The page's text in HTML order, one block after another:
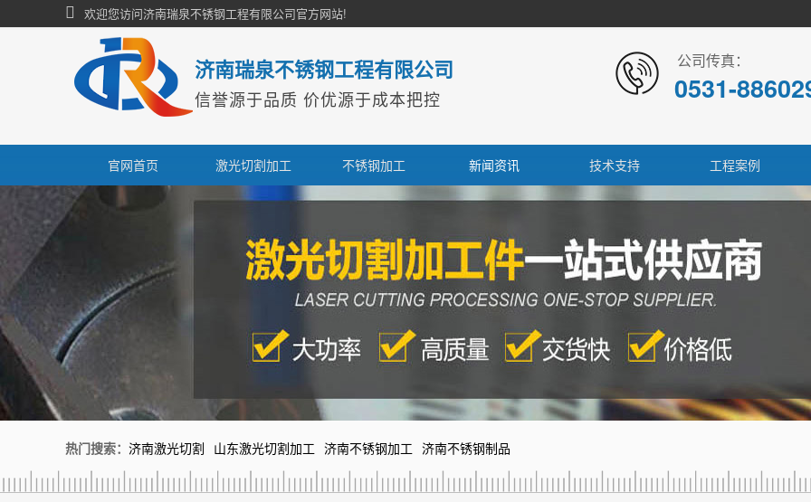
欢迎您访问济南瑞泉不锈钢工程有限公司官方网站!
济南瑞泉不锈钢工程有限公司
信誉源于品质 价优源于成本把控
公司传真：
0531-
官网首页 激光切割加工 不锈钢加工 新闻资讯 技术支持 工程案例
热门搜索： 济南激光切割 山东激光切割加工 济南不锈钢加工 济南不锈钢制品